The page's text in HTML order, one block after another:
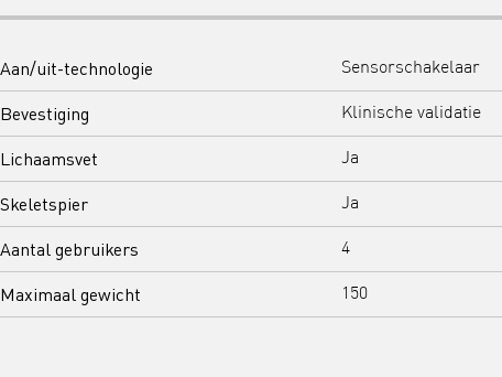
Aan/uit-technologie Sensorschakelaar
Bevestiging Klinische validatie
Lichaamsvet Ja
Skeletspier Ja
Aantal gebruikers 4
Maximaal gewicht 150